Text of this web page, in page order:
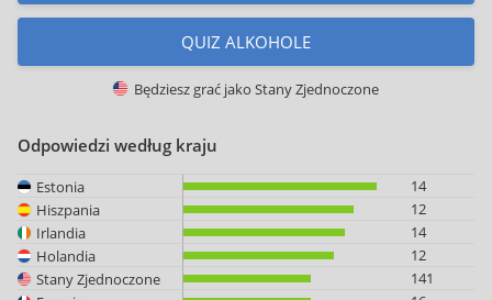
QUIZ ALKOHOLE
Będziesz grać jako Stany Zjednoczone
Odpowiedzi według kraju
Estonia
14
Hiszpania
12
Irlandia
14
Holandia
12
Stany Zjednoczone
141